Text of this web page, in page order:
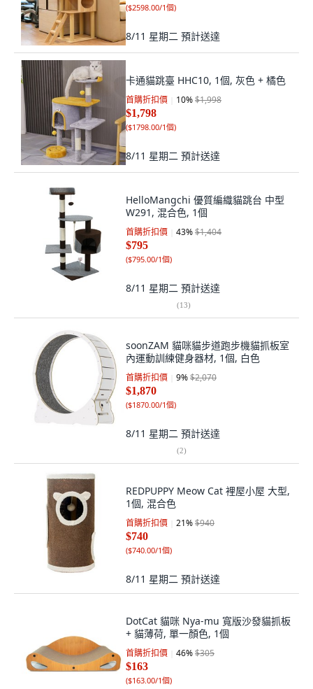
($2598.00/1個)
8/11 星期二 預計送達
卡通貓跳臺 HHC10, 1個, 灰色 + 橘色
首購折扣價 10%$1,998
$1,798
($1798.00/1個)
8/11 星期二 預計送達
HelloMangchi 優質編織貓跳台 中型
W291, 混合色, 1個
首購折扣價 43%$1,404
$795
($795.00/1個)
8/11 星期二 預計送達
(13)
soonZAM 貓咪貓步道跑步機貓抓板室
內運動訓練健身器材, 1個, 白色
首購折扣價 9%$2,070
$1,870
($1870.00/1個)
8/11 星期二 預計送達
(2)
REDPUPPY Meow Cat 裡屋小屋 大型,
1個, 混合色
首購折扣價 21%$940
$740
($740.00/1個)
8/11 星期二 預計送達
DotCat 貓咪 Nya-mu 寬版沙發貓抓板
+ 貓薄荷, 單一顏色, 1個
首購折扣價 46%$305
$163
($163.00/1個)